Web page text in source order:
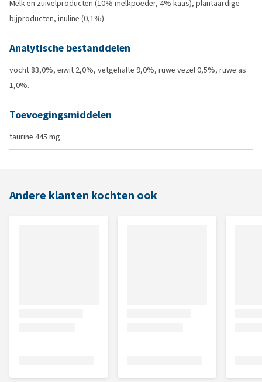
Melk en zuivelproducten (10% melkpoeder, 4% kaas), plantaardige
bijproducten, inuline (0,1%).
Analytische bestanddelen
vocht 83,0%, eiwit 2,0%, vetgehalte 9,0%, ruwe vezel 0,5%, ruwe as
1,0%.
Toevoegingsmiddelen
taurine 445 mg.
Andere klanten kochten ook